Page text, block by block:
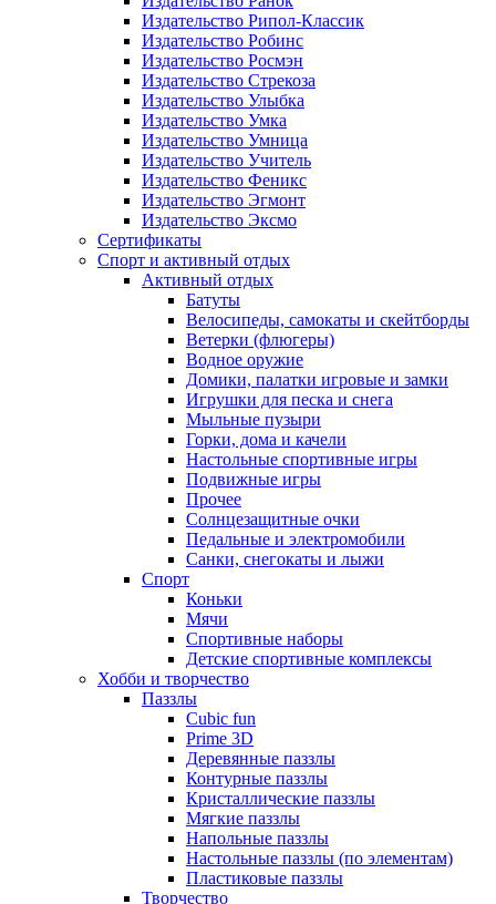
Издательство Рипол-Классик
Издательство Робинс
Издательство Росмэн
Издательство Стрекоза
Издательство Улыбка
Издательство Умка
Издательство Умница
Издательство Учитель
Издательство Феникс
Издательство Эгмонт
Издательство Эксмо
Сертификаты
Спорт и активный отдых
Активный отдых
Батуты
Велосипеды, самокаты и скейтборды
Ветерки (флюгеры)
Водное оружие
Домики, палатки игровые и замки
Игрушки для песка и снега
Мыльные пузыри
Горки, дома и качели
Настольные спортивные игры
Подвижные игры
Прочее
Солнцезащитные очки
Педальные и электромобили
Санки, снегокаты и лыжи
Спорт
Коньки
Мячи
Спортивные наборы
Детские спортивные комплексы
Хобби и творчество
Паззлы
Cubic fun
Prime 3D
Деревянные паззлы
Контурные паззлы
Кристаллические паззлы
Мягкие паззлы
Напольные паззлы
Настольные паззлы (по элементам)
Пластиковые паззлы
Творчество